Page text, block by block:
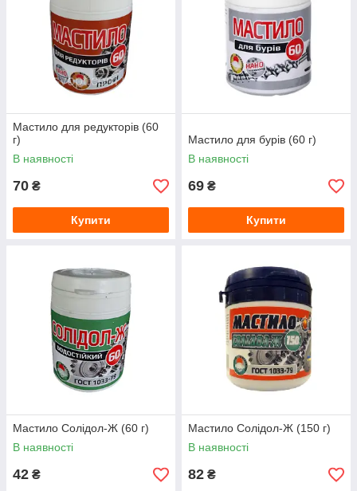
Мастило для редукторів (60
г)
В наявності
70 ₴
Купити
Мастило для бурів (60 г)
В наявності
69 ₴
Купити
Мастило Солідол-Ж (60 г)
В наявності
42 ₴
Мастило Солідол-Ж (150 г)
В наявності
82 ₴